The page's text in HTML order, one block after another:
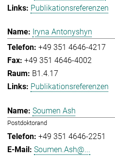
Publikationsreferenzen
Iryna Antonyshyn
+49 351 4646-4217
+49 351 4646-4002
B1.4.17
Publikationsreferenzen
Soumen Ash
Postdoktorand
+49 351 4646-2251
Soumen.Ash@...